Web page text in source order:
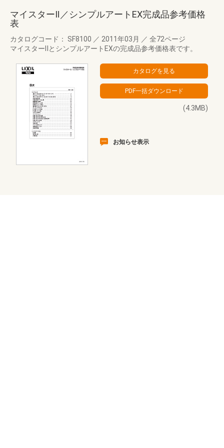
マイスターⅡ／シンプルアートEX完成品参考価格
表
カタログコード： SF8100 ／ 2011年03月 ／ 全72ページ
マイスターⅡとシンプルアートEXの完成品参考価格表です。
(4.3MB)
お知らせ表示